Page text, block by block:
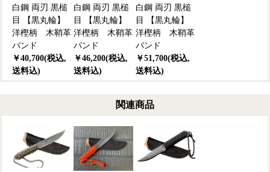
白鋼 両刃 黒槌
目 【黒丸輪】
洋樫柄 木鞘革
バンド
￥40,700(税込,
送料込)
白鋼 両刃 黒槌
目 【黒丸輪】
洋樫柄 木鞘革
バンド
￥46,200(税込,
送料込)
白鋼 両刃 黒槌
目 【黒丸輪】
洋樫柄 木鞘革
バンド
￥51,700(税込,
送料込)
関連商品